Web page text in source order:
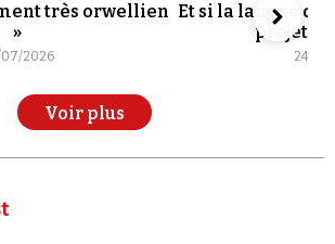
très orwellien
»
2026
Et si la langue de
projet
24/
Voir plus